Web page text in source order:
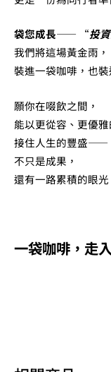
袋您成長—— “投
我們將這場黃金雨，
裝進一袋咖啡，也
願你在啜飲之間，
能以更從容、更優雅
接住人生的豐盛——
不只是成果，
還有一路累積的眼光
一袋咖啡，走